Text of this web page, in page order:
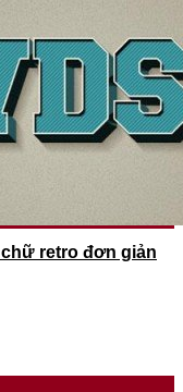
retro đơn giản